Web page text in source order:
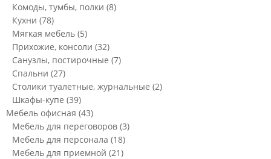
Комоды, тумбы, полки (8)
Кухни (78)
Мягкая мебель (5)
Прихожие, консоли (32)
Санузлы, постирочные (7)
Спальни (27)
Столики туалетные, журнальные (2)
Шкафы-купе (39)
Мебель офисная (43)
Мебель для переговоров (3)
Мебель для персонала (18)
Мебель для приемной (21)